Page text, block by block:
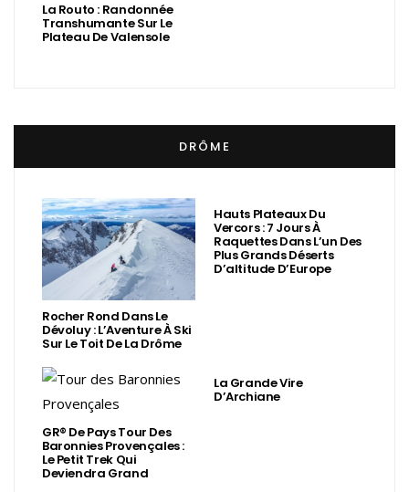
La Routo : Randonnée
Transhumante Sur Le
Plateau De Valensole
DRÔME
Rocher Rond Dans Le
Dévoluy : L’Aventure À Ski
Sur Le Toit De La Drôme
Hauts Plateaux Du
Vercors : 7 Jours À
Raquettes Dans L’un Des
Plus Grands Déserts
D’altitude D’Europe
GR® De Pays Tour Des
Baronnies Provençales :
Le Petit Trek Qui
Deviendra Grand
La Grande Vire
D’Archiane